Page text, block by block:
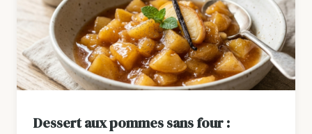
Dessert aux pommes sans four :